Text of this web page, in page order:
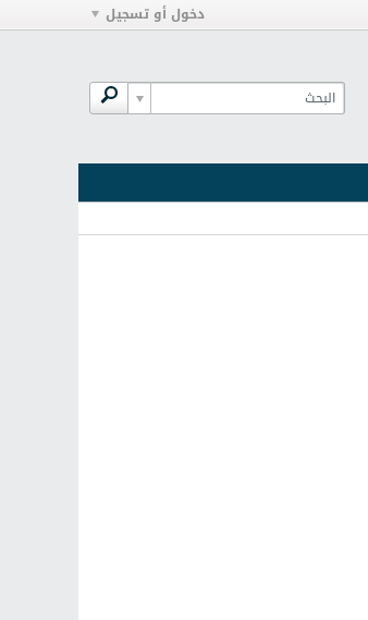
دخول أو تسجيل